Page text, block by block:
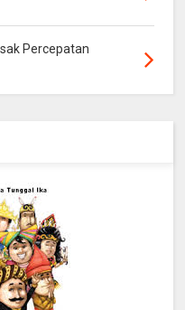
Percepatan